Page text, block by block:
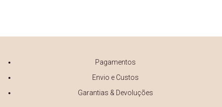
Pagamentos
Envio e Custos
Garantias & Devoluções